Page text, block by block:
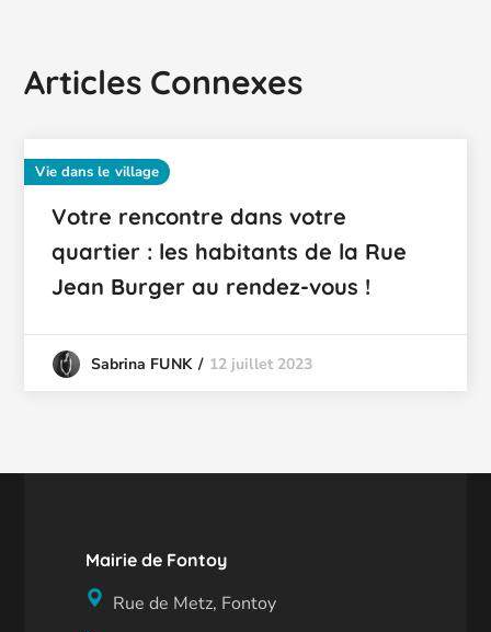
Articles Connexes
Vie dans le village
Votre rencontre dans votre
quartier : les habitants de la Rue
Jean Burger au rendez-vous !
Sabrina FUNK 12 juillet 2023
Mairie de Fontoy
Rue de Metz, Fontoy